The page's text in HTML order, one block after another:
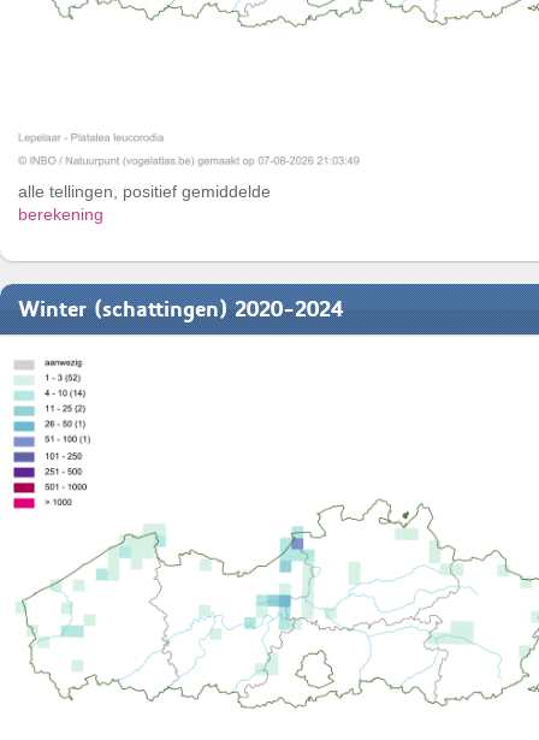
alle tellingen, positief gemiddelde
berekening
Winter (schattingen) 2020-2024